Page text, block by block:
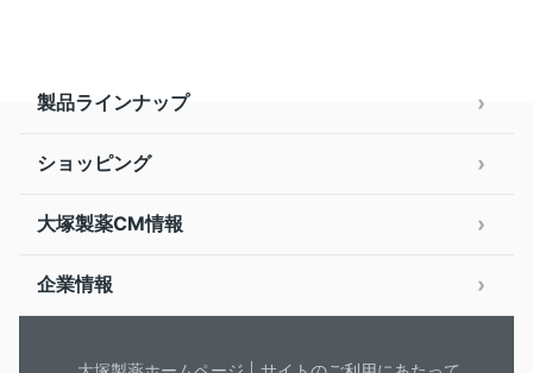
製品ラインナップ
ショッピング
大塚製薬CM情報
企業情報